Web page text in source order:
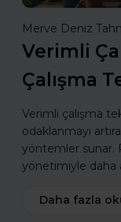
Merve Deniz
Verimli
Çalışma
Verimli çalışma
odaklanmayı
yöntemler sunar.
yönetimiyle daha
Daha fazla